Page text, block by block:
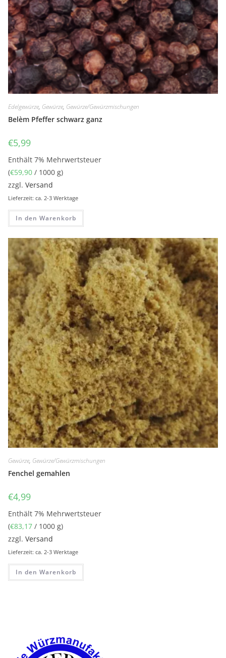
Edelgewürze, Gewürze, Gewürze/Gewürzmischungen
Belèm Pfeffer schwarz ganz
€5,99
Enthält 7% Mehrwertsteuer
(€59,90 / 1000 g)
zzgl.Versand
Lieferzeit: ca. 2-3 Werktage
In den Warenkorb
Gewürze, Gewürze/Gewürzmischungen
Fenchel gemahlen
€4,99
Enthält 7% Mehrwertsteuer
(€83,17 / 1000 g)
zzgl.Versand
Lieferzeit: ca. 2-3 Werktage
In den Warenkorb